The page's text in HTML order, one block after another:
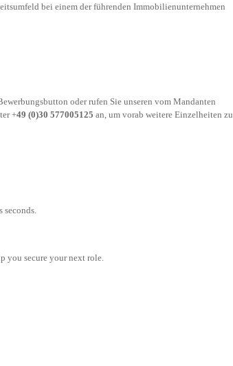
bei einem der führenden Immobilienunternehmen
oder rufen Sie unseren vom Mandanten
+49 (0)30 577005125 an, um vorab weitere Einzelheiten zu
seconds.
you secure your next role.